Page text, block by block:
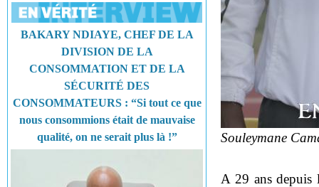
BAKARY NDIAYE, CHEF DE LA
DIVISION DE LA
CONSOMMATION ET DE LA
SÉCURITÉ DES
CONSOMMATEURS : “Si tout ce que
nous consommions était de mauvaise
qualité, on ne serait plus là !”
Souleymane
A 29 ans depuis